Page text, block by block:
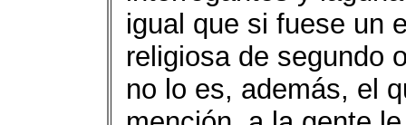
igual que si fuese un
religiosa de segundo
no lo es, además, el